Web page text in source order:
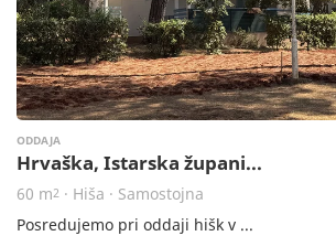
ODDAJA
Hrvaška, Istarska župani...
60 m2 · Hiša · Samostojna
Posredujemo pri oddaji hišk v ...